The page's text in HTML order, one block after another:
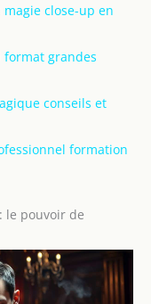
close-up en
format grandes
conseils et
formation
le pouvoir de